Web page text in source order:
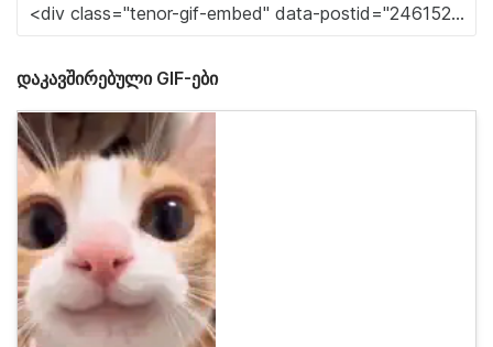
დაკავშირებული GIF-ები